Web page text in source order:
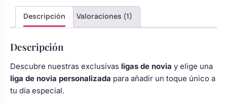
Descripción Valoraciones (1)
Descripción
Descubre nuestras exclusivas ligas de novia y elige una
liga de novia personalizada para añadir un toque único a
tu día especial.